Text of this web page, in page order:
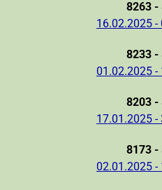
8263 -
16.02.2025 -
8233 -
01.02.2025 -
8203 -
17.01.2025 -
8173 -
02.01.2025 -